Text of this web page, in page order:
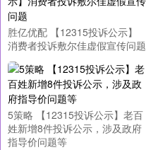
胜亿优配 【12315投诉公示】
消费者投诉敷尔佳虚假宣传问题
5策略 【12315投诉公示】老百
姓新增8件投诉公示，涉及政府
指导价问题等